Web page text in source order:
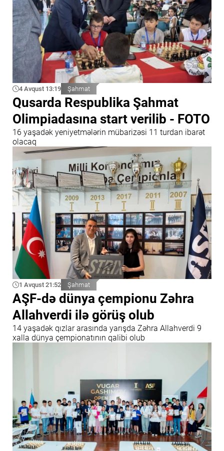
4 Avqust 13:19 Şahmat
Qusarda Respublika Şahmat
Olimpiadasına start verilib - FOTO
16 yaşadək yeniyetmələrin mübarizəsi 11 turdan ibarət
olacaq
1 Avqust 21:52 Şahmat
AŞF-də dünya çempionu Zəhra
Allahverdi ilə görüş olub
14 yaşadək qızlar arasında yarışda Zəhra Allahverdi 9
xalla dünya çempionatının qalibi olub